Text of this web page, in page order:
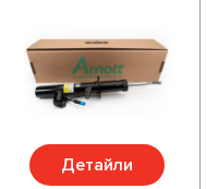
Детайли